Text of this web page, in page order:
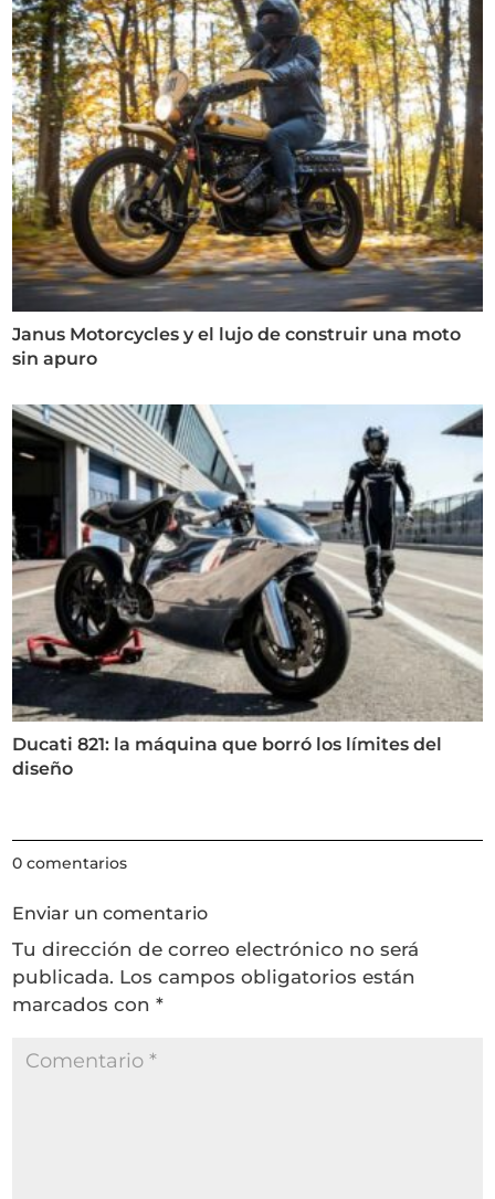
Janus Motorcycles y el lujo de construir una moto
sin apuro
Ducati 821: la máquina que borró los límites del
diseño
0 comentarios
Enviar un comentario
Tu dirección de correo electrónico no será
publicada. Los campos obligatorios están
marcados con*